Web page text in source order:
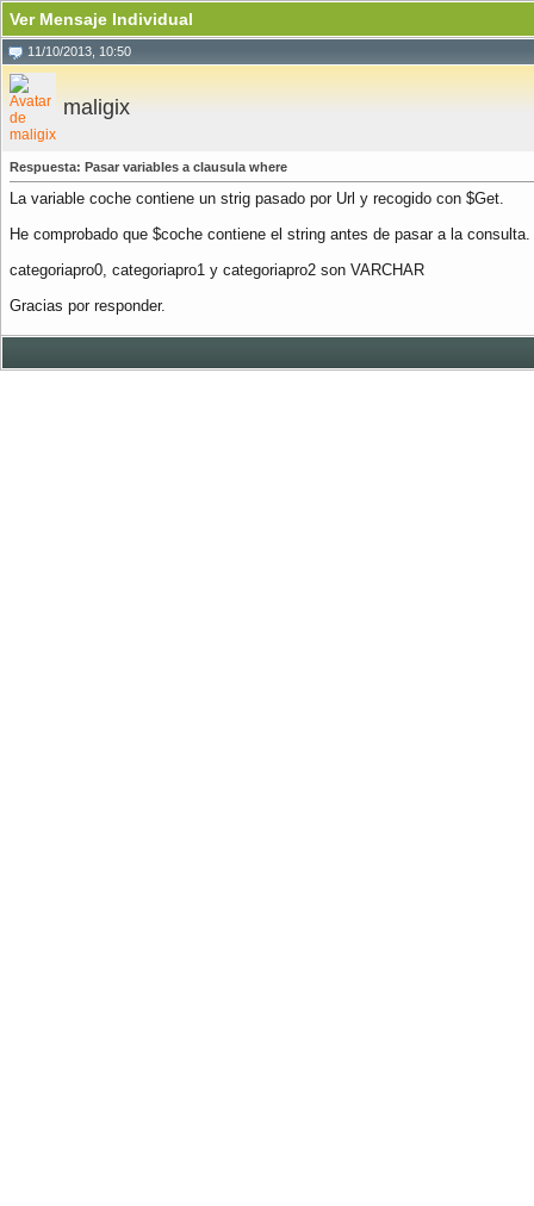
Ver Mensaje Individual
11/10/2013, 10:50
maligix
Respuesta: Pasar variables a clausula where
La variable coche contiene un strig pasado por Url y recogido con $Get.
He comprobado que $coche contiene el string antes de pasar a la consulta.
categoriapro0, categoriapro1 y categoriapro2 son VARCHAR
Gracias por responder.